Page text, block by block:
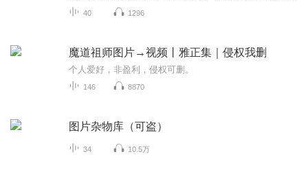
40 1296
魔道祖师图片→视频丨雅正集｜侵权我删
个人爱好，非盈利，侵权可删。
146 8870
图片杂物库（可盗）
34 10.5万